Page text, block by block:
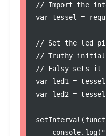
// Import the
var tessel =
// Set the led
// Truthy initial
// Falsy sets it
var led1 =
var led2 =